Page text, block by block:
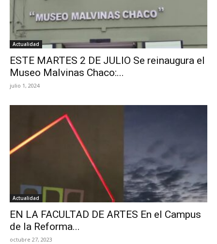
Actualidad
ESTE MARTES 2 DE JULIO Se reinaugura el
Museo Malvinas Chaco:...
julio 1, 2024
Actualidad
EN LA FACULTAD DE ARTES En el Campus
de la Reforma...
octubre 27, 2023